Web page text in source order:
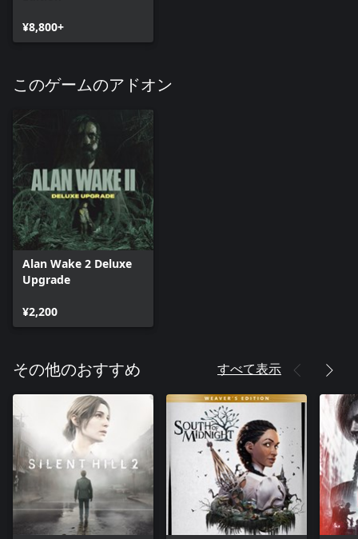
¥8,800+
このゲームのアドオン
Alan Wake 2 Deluxe
Upgrade
¥2,200
その他のおすすめ すべて表示